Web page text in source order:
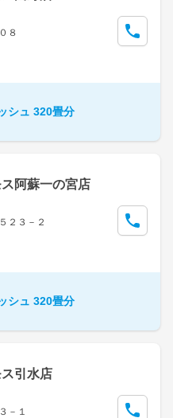
８
シュ 320畳分
阿蘇一の宮店
２３－２
シュ 320畳分
ス引水店
－１